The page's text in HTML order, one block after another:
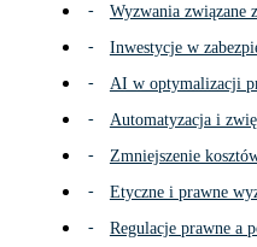
Wyzwania związane
Inwestycje w
AI w optymalizacji
Automatyzacja i
Zmniejszenie
Etyczne i prawne
Regulacje prawne a